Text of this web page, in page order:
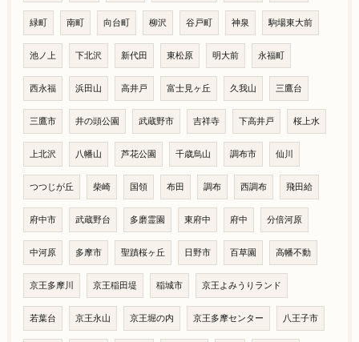
緑町 南町 向台町 柳沢 谷戸町 神泉 駒場東大前
池ノ上 下北沢 新代田 東松原 明大前 永福町
西永福 浜田山 高井戸 富士見ヶ丘 久我山 三鷹台
三鷹市 井の頭公園 武蔵野市 吉祥寺 下高井戸 桜上水
上北沢 八幡山 芦花公園 千歳烏山 調布市 仙川
つつじが丘 柴崎 国領 布田 調布 西調布 飛田給
府中市 武蔵野台 多磨霊園 東府中 府中 分倍河原
中河原 多摩市 聖蹟桜ヶ丘 日野市 百草園 高幡不動
京王多摩川 京王稲田堤 稲城市 京王よみうりランド
若葉台 京王永山 京王堀の内 京王多摩センター 八王子市